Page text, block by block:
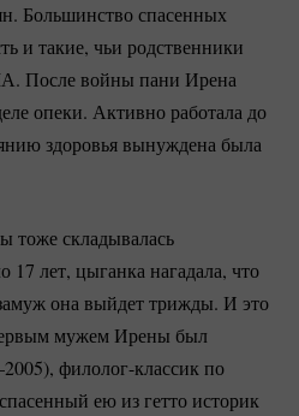
Большинство спасенных
и такие, чьи родственники
После войны пани Ирена
опеки. Активно работала до
здоровья вынуждена была
тоже складывалась
17 лет, цыганка нагадала, что
она выйдет трижды. И это
мужем Ирены был
филолог-классик по
ею из гетто историк